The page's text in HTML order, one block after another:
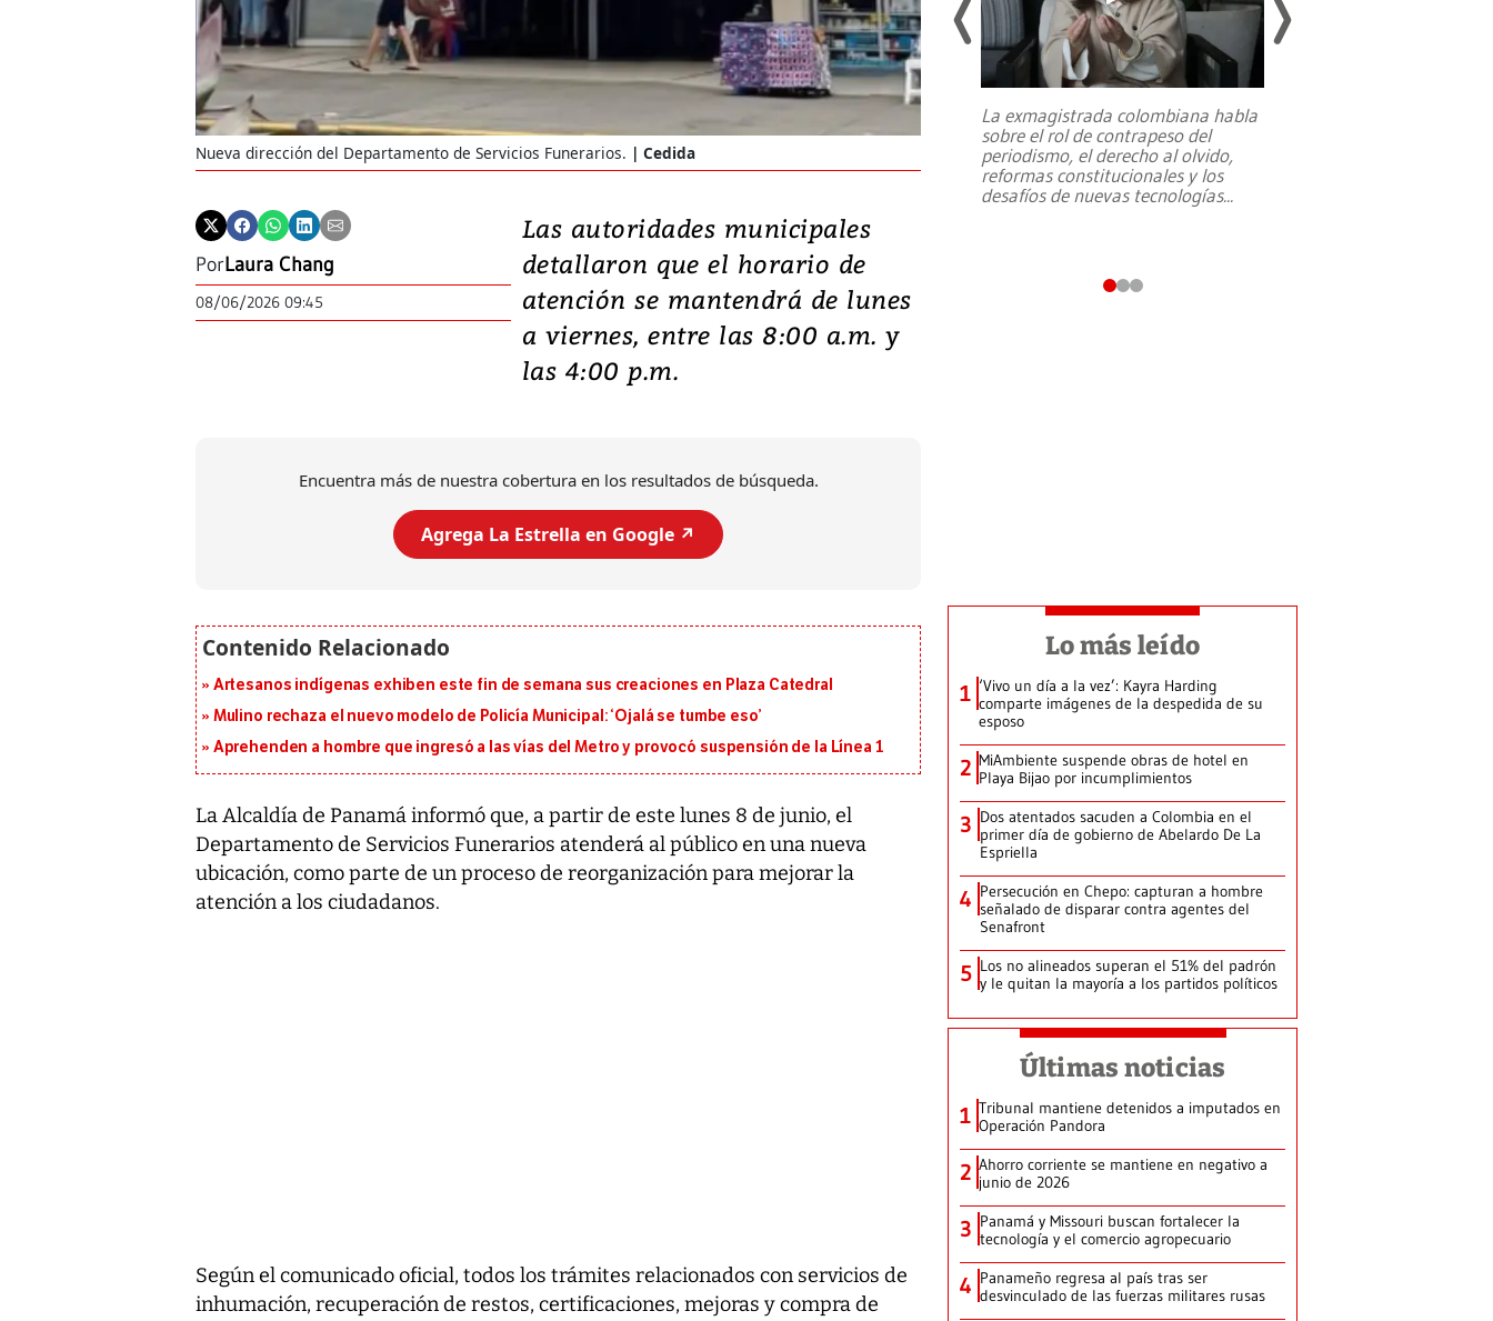
Nueva dirección del Departamento de Servicios Funerarios. Cedida
PorLaura Chang
08/06/2026 09:45
Las autoridades municipales
detallaron que el horario de
atención se mantendrá de lunes
a viernes, entre las 8:00 a.m. y
las 4:00 p.m.
Encuentra más de nuestra cobertura en los resultados de búsqueda.
Agrega La Estrella en Google ↗️
Artesanos indígenas exhiben este fin de semana sus creaciones en Plaza Catedral
Mulino rechaza el nuevo modelo de Policía Municipal: ‘Ojalá se tumbe eso’
Aprehenden a hombre que ingresó a las vías del Metro y provocó suspensión de la Línea 1
La Alcaldía de Panamá informó que, a partir de este lunes 8 de junio, el
Departamento de Servicios Funerarios atenderá al público en una nueva
ubicación, como parte de un proceso de reorganización para mejorar la
atención a los ciudadanos.
Según el comunicado oficial, todos los trámites relacionados con servicios de
inhumación, recuperación de restos, certificaciones, mejoras y compra de
Un fuerte terremoto de magnitud
7,1 se registró este martes 28 de
julio en la prefectura de Kumamoto,
emergencia de gran...
La exmagistrada colombiana habla
sobre el rol de contrapeso del
periodismo, el derecho al olvido,
reformas constitucionales y los
desafíos de nuevas tecnologías...
Lo más leído
1 ‘Vivo un día a la vez’: Kayra Harding
comparte imágenes de la despedida de su
esposo
2 MiAmbiente suspende obras de hotel en
Playa Bijao por incumplimientos
3 Dos atentados sacuden a Colombia en el
primer día de gobierno de Abelardo De La
Espriella
4 Persecución en Chepo: capturan a hombre
señalado de disparar contra agentes del
Senafront
5 Los no alineados superan el 51% del padrón
y le quitan la mayoría a los partidos políticos
Últimas noticias
1 Tribunal mantiene detenidos a imputados en
Operación Pandora
2 Ahorro corriente se mantiene en negativo a
junio de 2026
3 Panamá y Missouri buscan fortalecer la
tecnología y el comercio agropecuario
4 Panameño regresa al país tras ser
desvinculado de las fuerzas militares rusas